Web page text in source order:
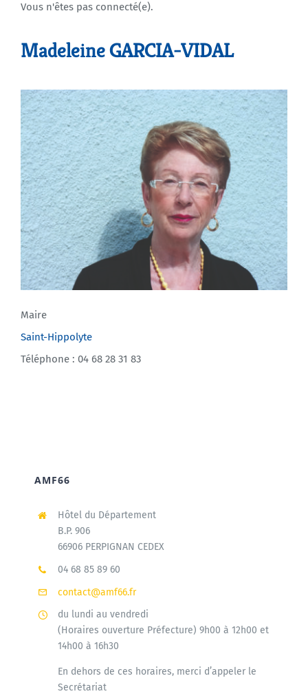
Agenda
Vous n'êtes pas connecté(e).
Madeleine GARCIA-VIDAL
Maire
Saint-Hippolyte
Téléphone : 04 68 28 31 83
AMF66
Hôtel du Département
B.P. 906
66906 PERPIGNAN CEDEX
04 68 85 89 60
contact@amf66.fr
du lundi au vendredi
(Horaires ouverture Préfecture) 9h00 à 12h00 et
14h00 à 16h30
En dehors de ces horaires, merci d’appeler le
Secrétariat